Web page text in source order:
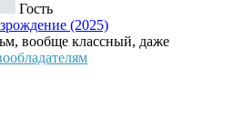
Гость
(2025)
вообще классный, даже